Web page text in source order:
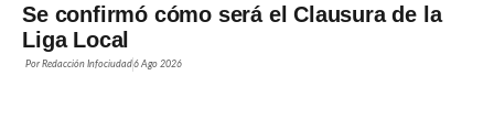
Se confirmó cómo será el Clausura de la
Liga Local
PorRedacción Infociudad6 Ago 2026